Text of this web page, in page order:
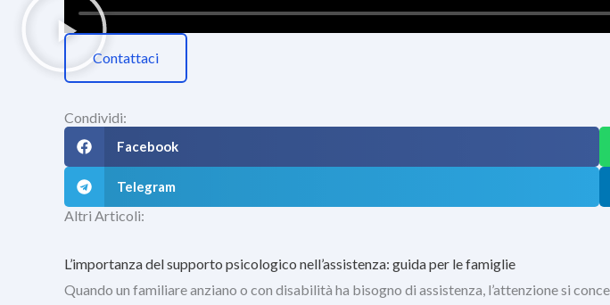
Contattaci
Condividi:
Facebook
Telegram
Altri Articoli:
L’importanza del supporto psicologico nell’assistenza: guida per le famiglie
Quando un familiare anziano o con disabilità ha bisogno di assistenza, l’attenzione si